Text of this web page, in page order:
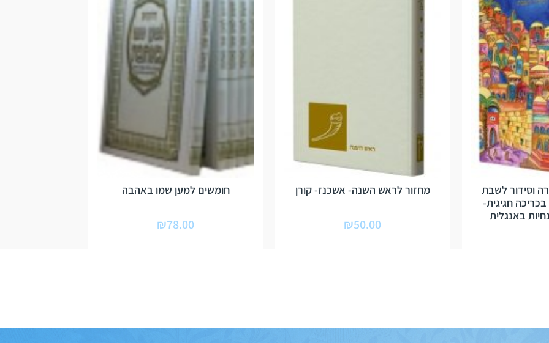
וסידור לשבת
חגיגית-
באנגלית
מחזור לראש השנה- אשכנז- קורן
₪50.00
חומשים למען שמו באהבה
₪78.00